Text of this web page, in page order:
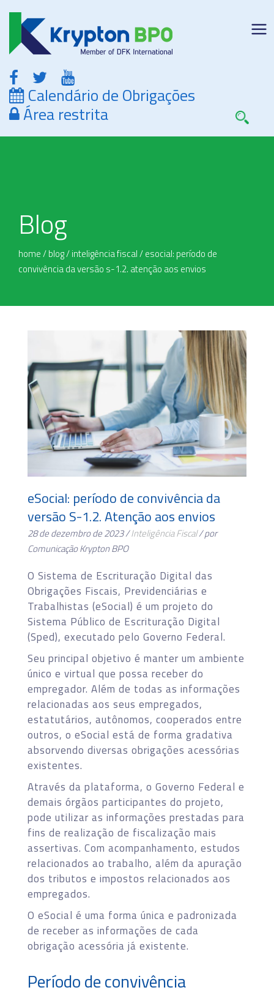
Calendário de Obrigações
Área restrita
Blog
home/blog/inteligência fiscal/esocial: período de
convivência da versão s-1.2. atenção aos envios
eSocial: período de convivência da
versão S-1.2. Atenção aos envios
28 de dezembro de 2023 /Inteligência Fiscal/ por
Comunicação Krypton BPO
O Sistema de Escrituração Digital das
Obrigações Fiscais, Previdenciárias e
Trabalhistas (eSocial) é um projeto do
Sistema Público de Escrituração Digital
(Sped), executado pelo Governo Federal.
Seu principal objetivo é manter um ambiente
único e virtual que possa receber do
empregador. Além de todas as informações
relacionadas aos seus empregados,
estatutários, autônomos, cooperados entre
outros, o eSocial está de forma gradativa
absorvendo diversas obrigações acessórias
existentes.
Através da plataforma, o Governo Federal e
demais órgãos participantes do projeto,
pode utilizar as informações prestadas para
fins de realização de fiscalização mais
assertivas. Com acompanhamento, estudos
relacionados ao trabalho, além da apuração
dos tributos e impostos relacionados aos
empregados.
O eSocial é uma forma única e padronizada
de receber as informações de cada
obrigação acessória já existente.
Período de convivência